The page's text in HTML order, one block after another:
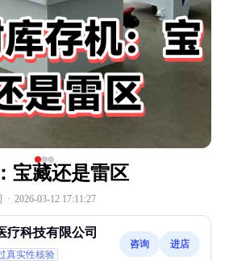
宝藏还是雷区
· 2026-03-12 17:11:27
疗科技有限公司
真实性核验
咨询 进店